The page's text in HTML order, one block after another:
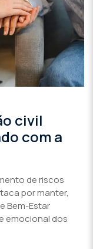
civil
com a
de riscos
por manter,
Bem-Estar
emocional dos